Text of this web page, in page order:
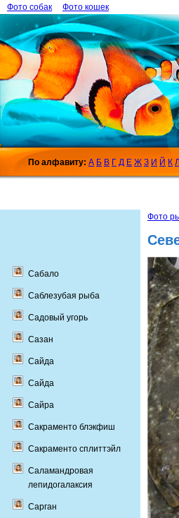
Фото собак Фото кошек
По алфавиту: А Б В Г Д Е Ж З И Й К Л
Фото
Сабало
Саблезубая рыба
Садовый угорь
Сазан
Сайда
Сайда
Сайра
Сакраменто блэкфиш
Сакраменто сплиттэйл
Саламандровая
лепидогалаксия
Сарган